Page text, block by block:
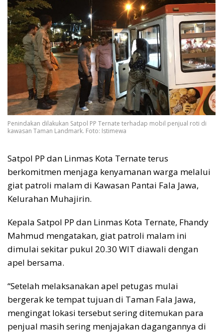
Penindakan dilakukan Satpol PP Ternate terhadap mobil penjual roti di
kawasan Taman Landmark. Foto: Istimewa
Satpol PP dan Linmas Kota Ternate terus
berkomitmen menjaga kenyamanan warga melalui
giat patroli malam di Kawasan Pantai Fala Jawa,
Kelurahan Muhajirin.
Kepala Satpol PP dan Linmas Kota Ternate, Fhandy
Mahmud mengatakan, giat patroli malam ini
dimulai sekitar pukul 20.30 WIT diawali dengan
apel bersama.
“Setelah melaksanakan apel petugas mulai
bergerak ke tempat tujuan di Taman Fala Jawa,
mengingat lokasi tersebut sering ditemukan para
penjual masih sering menjajakan dagangannya di